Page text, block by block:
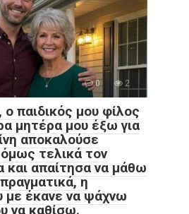
0 2
παιδικός μου φίλος
μητέρα μου έξω για
αποκαλούσε
τελικά τον
και απαίτησα να μάθω
η
με έκανε να ψάχνω
να καθίσω.